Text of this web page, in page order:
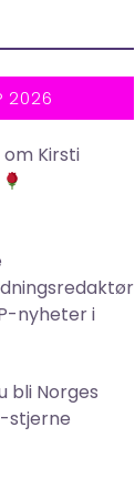
2026
Kirsti
nyheter i
bli Norges
stjerne